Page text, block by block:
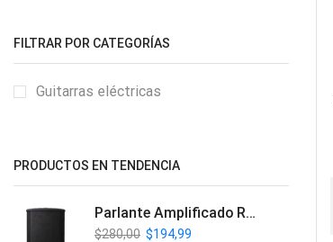
FILTRAR POR CATEGORÍAS
Guitarras eléctricas
PRODUCTOS EN TENDENCIA
Parlante Amplificado Recargable BT | Italy Audio ITL-PRO11
$280,00 $194,99